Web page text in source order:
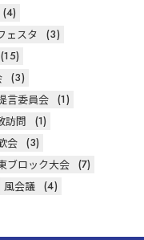
(4)
ェスタ
(3)
(15)
(3)
言委員会 (1)
訪問
(1)
会 (3)
ブロック大会 (7)
風会議 (4)